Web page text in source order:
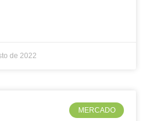
de 2022
MERCADO